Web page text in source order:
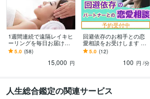
1週間連続で遠隔レイキヒ
ーリングを毎日お届けし
ます しっかり整う心地よ
い体験をしてみません
5.0 (58)
15,000 円
予約受付中
回避依存のお相手との恋
愛相談をお受けします 未
読、音信不通、会えな
い！ドタキャン多め、こ
れって回避依存？
5.0 (12)
100 円 /分
人生総合鑑定の関連サービス